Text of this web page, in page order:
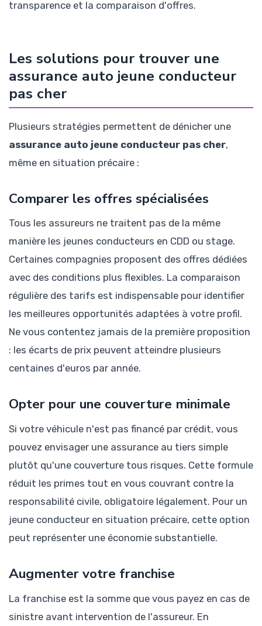
transparence et la comparaison d'offres.
Les solutions pour trouver une
assurance auto jeune conducteur
pas cher
Plusieurs stratégies permettent de dénicher une
assurance auto jeune conducteur pas cher,
même en situation précaire :
Comparer les offres spécialisées
Tous les assureurs ne traitent pas de la même
manière les jeunes conducteurs en CDD ou stage.
Certaines compagnies proposent des offres dédiées
avec des conditions plus flexibles. La comparaison
régulière des tarifs est indispensable pour identifier
les meilleures opportunités adaptées à votre profil.
Ne vous contentez jamais de la première proposition
: les écarts de prix peuvent atteindre plusieurs
centaines d'euros par année.
Opter pour une couverture minimale
Si votre véhicule n'est pas financé par crédit, vous
pouvez envisager une assurance au tiers simple
plutôt qu'une couverture tous risques. Cette formule
réduit les primes tout en vous couvrant contre la
responsabilité civile, obligatoire légalement. Pour un
jeune conducteur en situation précaire, cette option
peut représenter une économie substantielle.
Augmenter votre franchise
La franchise est la somme que vous payez en cas de
sinistre avant intervention de l'assureur. En